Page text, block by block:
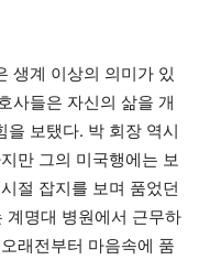
생계 이상의 의미가 있
사들은 자신의 삶을 개
을 보탰다. 박 회장 역시
만 그의 미국행에는 보
절 잡지를 보며 품었던
계명대 병원에서 근무하
래전부터 마음속에 품